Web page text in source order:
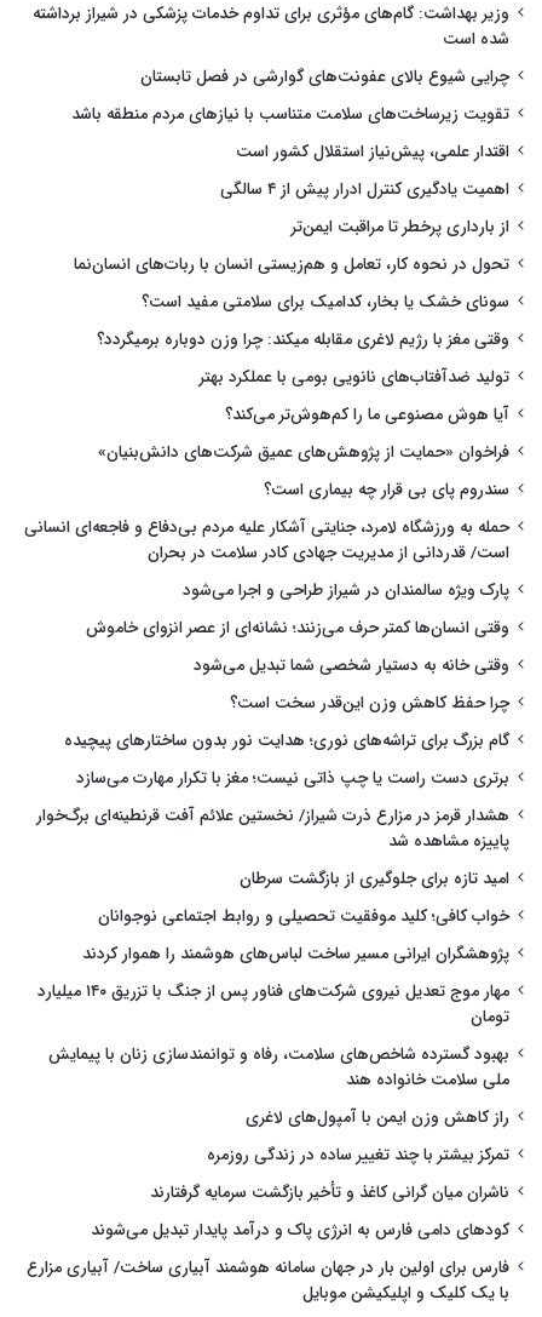
وزیر بهداشت: گام‌های مؤثری برای تداوم خدمات پزشکی در شیراز برداشته
شده است
چرایی شیوع بالای عفونت‌های گوارشی در فصل تابستان
تقویت زیرساخت‌های سلامت متناسب با نیازهای مردم منطقه باشد
اقتدار علمی، پیش‌نیاز استقلال کشور است
اهمیت یادگیری کنترل ادرار پیش از ۴ سالگی
از بارداری پرخطر تا مراقبت ایمن‌تر
تحول در نحوه کار، تعامل و هم‌زیستی انسان با ربات‌های انسان‌نما
سونای خشک یا بخار، کدامیک برای سلامتی مفید است؟
وقتی مغز با رژیم لاغری مقابله میکند: چرا وزن دوباره برمیگردد؟
تولید ضدآفتاب‌های نانویی بومی با عملکرد بهتر
آیا هوش مصنوعی ما را کم‌هوش‌تر می‌کند؟
فراخوان «حمایت از پژوهش‌های عمیق شرکت‌های دانش‌بنیان»
سندروم پای بی قرار چه بیماری است؟
حمله به ورزشگاه لامرد، جنایتی آشکار علیه مردم بی‌دفاع و فاجعه‌ای انسانی
است/ قدردانی از مدیریت جهادی کادر سلامت در بحران
پارک ویژه سالمندان در شیراز طراحی و اجرا می‌شود
وقتی انسان‌ها کمتر حرف می‌زنند؛ نشانه‌ای از عصر انزوای خاموش
وقتی خانه به دستیار شخصی شما تبدیل می‌شود
چرا حفظ کاهش وزن این‌قدر سخت است؟
گام بزرگ برای تراشه‌های نوری؛ هدایت نور بدون ساختارهای پیچیده
برتری دست راست یا چپ ذاتی نیست؛ مغز با تکرار مهارت می‌سازد
هشدار قرمز در مزارع ذرت شیراز/ نخستین علائم آفت قرنطینه‌ای برگ‌خوار
پاییزه مشاهده شد
امید تازه برای جلوگیری از بازگشت سرطان
خواب کافی؛ کلید موفقیت تحصیلی و روابط اجتماعی نوجوانان
پژوهشگران ایرانی مسیر ساخت لباس‌های هوشمند را هموار کردند
مهار موج تعدیل نیروی شرکت‌های فناور پس از جنگ با تزریق ۱۴۰ میلیارد
تومان
بهبود گسترده شاخص‌های سلامت، رفاه و توانمندسازی زنان با پیمایش
ملی سلامت خانواده هند
راز کاهش وزن ایمن با آمپول‌های لاغری
تمرکز بیشتر با چند تغییر ساده در زندگی روزمره
ناشران میان گرانی کاغذ و تأخیر بازگشت سرمایه گرفتارند
کودهای دامی فارس به انرژی پاک و درآمد پایدار تبدیل می‌شوند
فارس برای اولین بار در جهان سامانه هوشمند آبیاری ساخت/ آبیاری مزارع
با یک کلیک و اپلیکیشن موبایل